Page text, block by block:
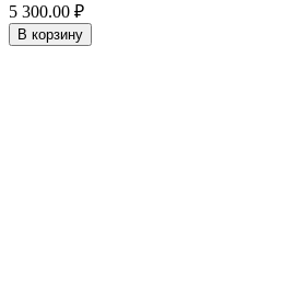
5 300.00 ₽
В корзину